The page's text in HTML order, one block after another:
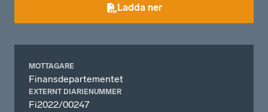
Ladda ner
MOTTAGARE
Finansdepartementet
EXTERNT DIARIENUMMER
Fi2022/00247